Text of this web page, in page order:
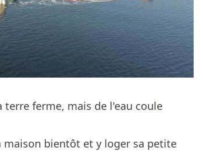
ferme, mais de l'eau coule
maison bientôt et y loger sa petite